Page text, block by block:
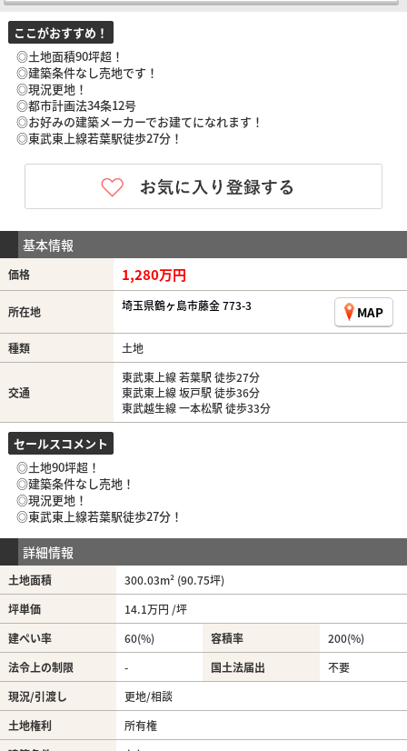
ここがおすすめ！
◎土地面積90坪超！
◎建築条件なし売地です！
◎現況更地！
◎都市計画法34条12号
◎お好みの建築メーカーでお建てになれます！
◎東武東上線若葉駅徒歩27分！
基本情報
価格 1,280万円
所在地 埼玉県鶴ヶ島市藤金 773-3 MAP
種類 土地
交通
東武東上線 若葉駅 徒歩27分
東武東上線 坂戸駅 徒歩36分
東武越生線 一本松駅 徒歩33分
セールスコメント
◎土地90坪超！
◎建築条件なし売地！
◎現況更地！
◎東武東上線若葉駅徒歩27分！
詳細情報
土地面積
300.03m² (90.75坪)
坪単価
14.1万円 /坪
建ぺい率
60(%) 容積率
200(%)
法令上の制限
- 国土法届出
不要
現況/引渡し
更地/相談
土地権利
所有権